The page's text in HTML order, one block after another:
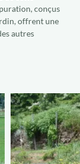
conçus
offrent une
autres